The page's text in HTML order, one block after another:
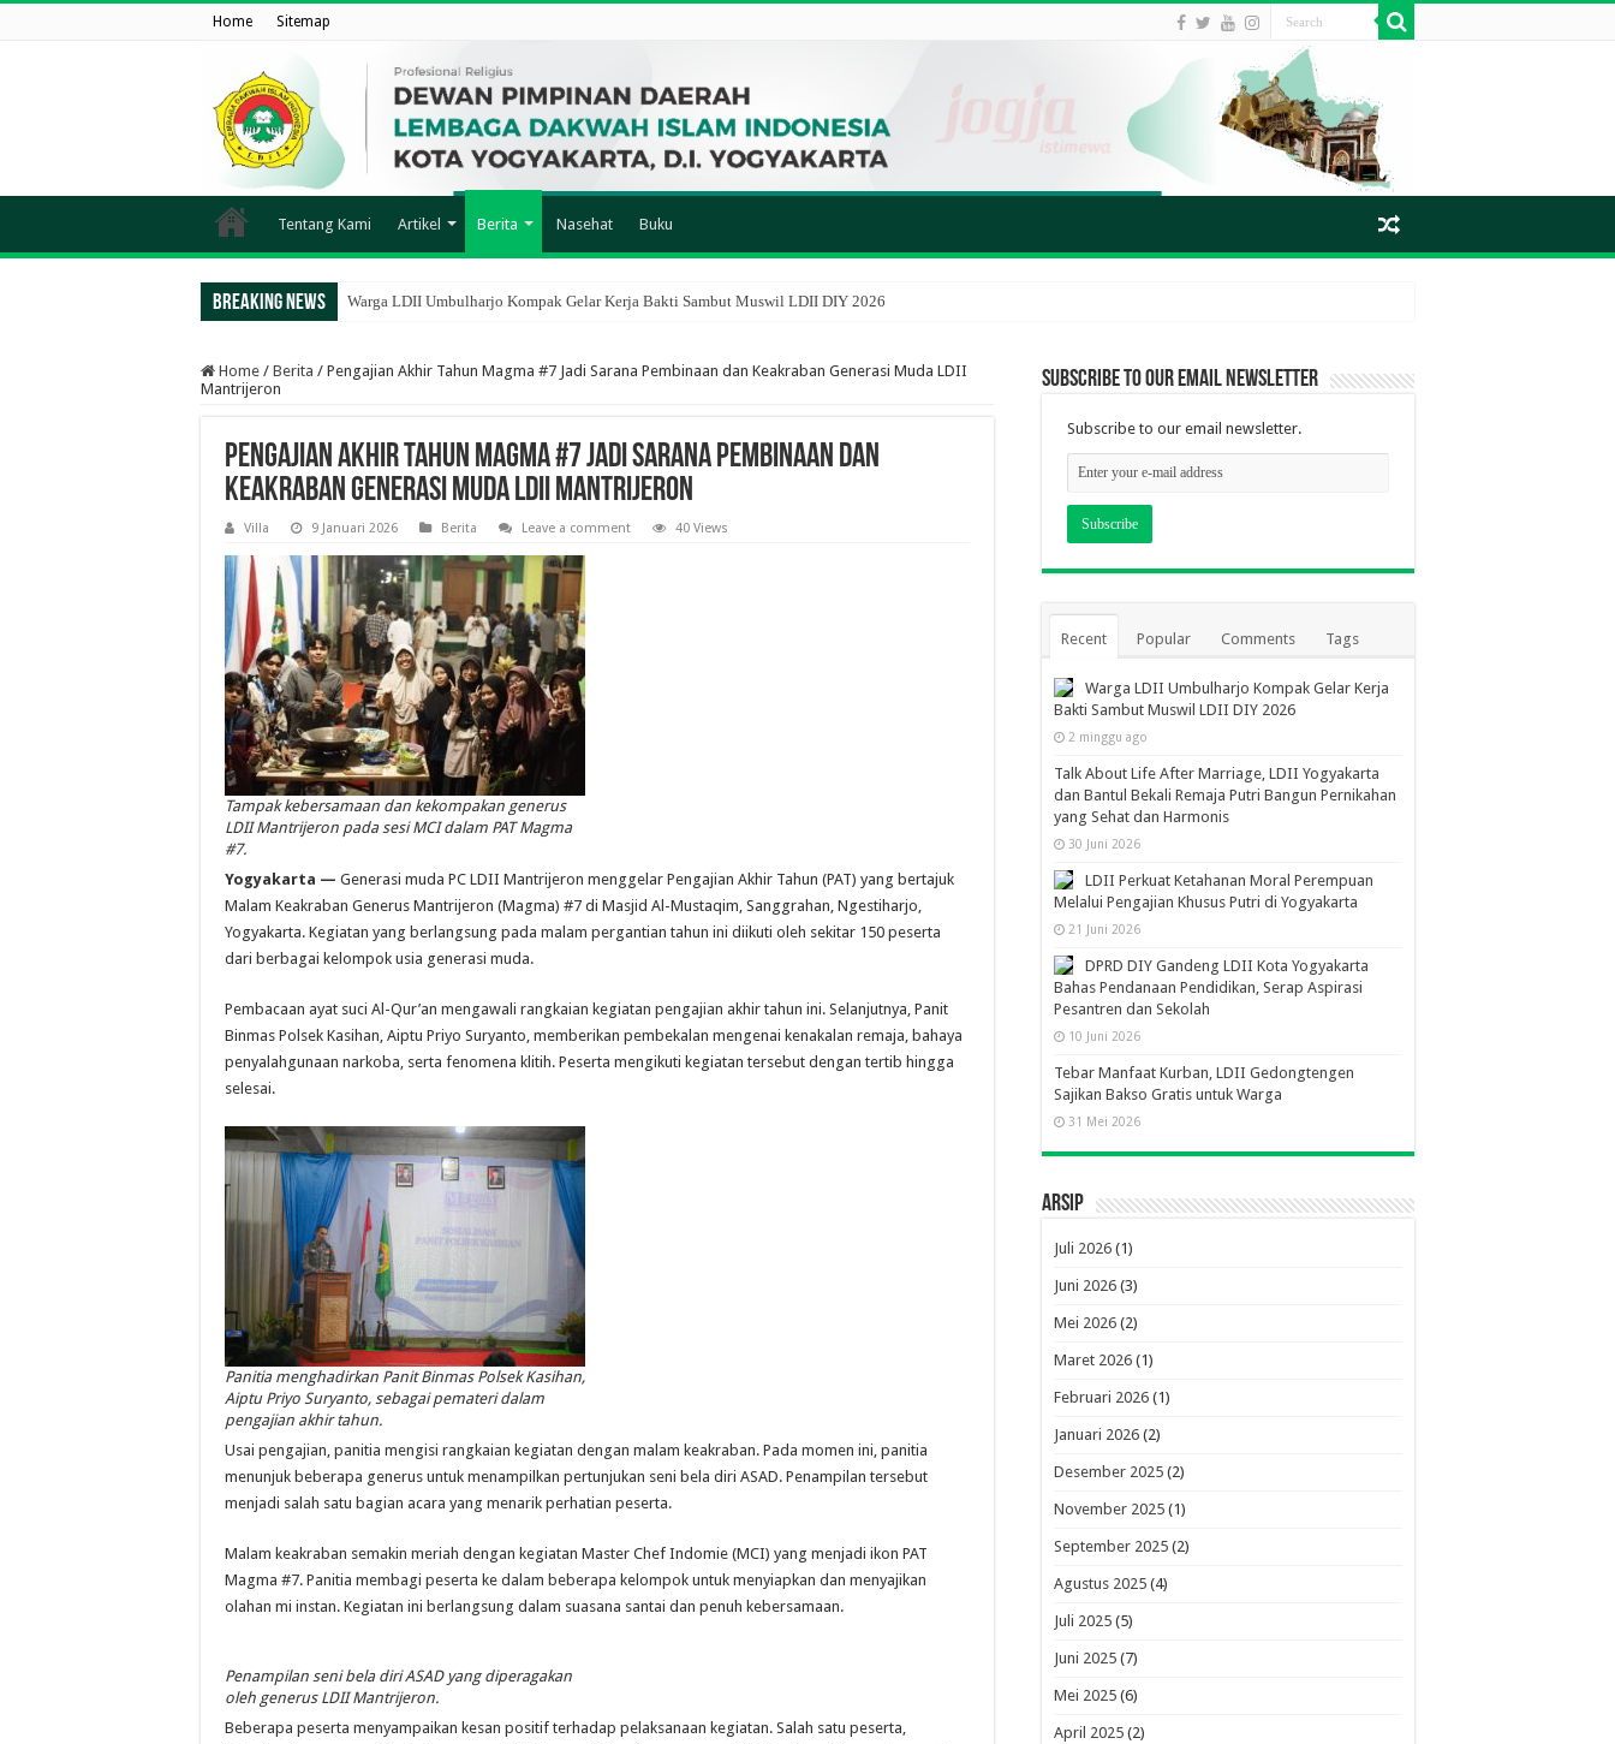
Home Sitemap
Tentang Kami Artikel Berita Nasehat Buku
Breaking News Warga LDII Umbulharjo Kompak Gelar Kerja Bakti Sambut Muswil LDII DIY 2026
Home / Berita / Pengajian Akhir Tahun Magma #7 Jadi Sarana Pembinaan dan Keakraban Generasi Muda LDII
Mantrijeron
Pengajian Akhir Tahun Magma #7 Jadi Sarana Pembinaan dan
Keakraban Generasi Muda LDII Mantrijeron
Villa 9 Januari 2026 Berita Leave a comment 40 Views
Tampak kebersamaan dan kekompakan generus
LDII Mantrijeron pada sesi MCI dalam PAT Magma
#7.
Yogyakarta — Generasi muda PC LDII Mantrijeron menggelar Pengajian Akhir Tahun (PAT) yang bertajuk
Malam Keakraban Generus Mantrijeron (Magma) #7 di Masjid Al-Mustaqim, Sanggrahan, Ngestiharjo,
Yogyakarta. Kegiatan yang berlangsung pada malam pergantian tahun ini diikuti oleh sekitar 150 peserta
dari berbagai kelompok usia generasi muda.
Pembacaan ayat suci Al-Qur’an mengawali rangkaian kegiatan pengajian akhir tahun ini. Selanjutnya, Panit
Binmas Polsek Kasihan, Aiptu Priyo Suryanto, memberikan pembekalan mengenai kenakalan remaja, bahaya
penyalahgunaan narkoba, serta fenomena klitih. Peserta mengikuti kegiatan tersebut dengan tertib hingga
selesai.
Panitia menghadirkan Panit Binmas Polsek Kasihan,
Aiptu Priyo Suryanto, sebagai pemateri dalam
pengajian akhir tahun.
Usai pengajian, panitia mengisi rangkaian kegiatan dengan malam keakraban. Pada momen ini, panitia
menunjuk beberapa generus untuk menampilkan pertunjukan seni bela diri ASAD. Penampilan tersebut
menjadi salah satu bagian acara yang menarik perhatian peserta.
Malam keakraban semakin meriah dengan kegiatan Master Chef Indomie (MCI) yang menjadi ikon PAT
Magma #7. Panitia membagi peserta ke dalam beberapa kelompok untuk menyiapkan dan menyajikan
olahan mi instan. Kegiatan ini berlangsung dalam suasana santai dan penuh kebersamaan.
Penampilan seni bela diri ASAD yang diperagakan
oleh generus LDII Mantrijeron.
Beberapa peserta menyampaikan kesan positif terhadap pelaksanaan kegiatan. Salah satu peserta,
Subscribe to our email newsletter
Subscribe to our email newsletter.
Recent Popular Comments Tags
Warga LDII Umbulharjo Kompak Gelar Kerja
Bakti Sambut Muswil LDII DIY 2026
2 minggu ago
Talk About Life After Marriage, LDII Yogyakarta
dan Bantul Bekali Remaja Putri Bangun Pernikahan
yang Sehat dan Harmonis
30 Juni 2026
LDII Perkuat Ketahanan Moral Perempuan
Melalui Pengajian Khusus Putri di Yogyakarta
21 Juni 2026
DPRD DIY Gandeng LDII Kota Yogyakarta
Bahas Pendanaan Pendidikan, Serap Aspirasi
Pesantren dan Sekolah
10 Juni 2026
Tebar Manfaat Kurban, LDII Gedongtengen
Sajikan Bakso Gratis untuk Warga
31 Mei 2026
Arsip
Juli 2026 (1)
Juni 2026 (3)
Mei 2026 (2)
Maret 2026 (1)
Februari 2026 (1)
Januari 2026 (2)
Desember 2025 (2)
November 2025 (1)
September 2025 (2)
Agustus 2025 (4)
Juli 2025 (5)
Juni 2025 (7)
Mei 2025 (6)
April 2025 (2)